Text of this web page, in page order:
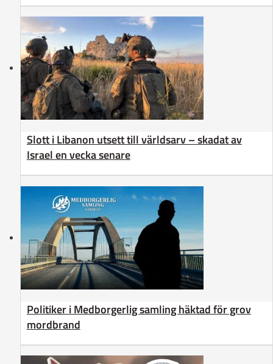
Slott i Libanon utsett till världsarv – skadat av
Israel en vecka senare
Politiker i Medborgerlig samling häktad för grov
mordbrand